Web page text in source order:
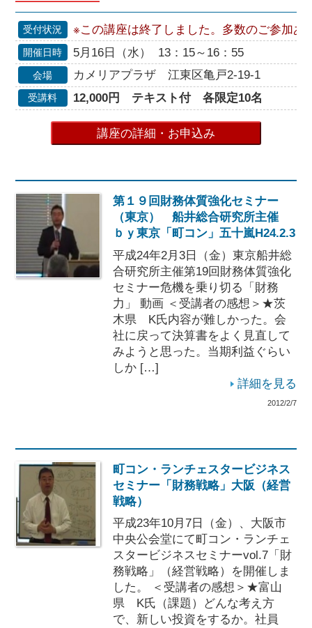
受付状況 ※この講座は終了しました。多数のご参加あ
開催日時 5月16日（水） 13：15～16：55
会場 カメリアプラザ 江東区亀戸2-19-1
受講料 12,000円 テキスト付 各限定10名
講座の詳細・お申込み
第１９回財務体質強化セミナー
（東京） 船井総合研究所主催
ｂｙ東京「町コン」五十嵐H24.2.3
平成24年2月3日（金）東京船井総
合研究所主催第19回財務体質強化
セミナー危機を乗り切る「財務
力」 動画 ＜受講者の感想＞★茨
木県 K氏内容が難しかった。会
社に戻って決算書をよく見直して
みようと思った。当期利益ぐらい
しか […]
詳細を見る
2012/2/7
町コン・ランチェスタービジネス
セミナー「財務戦略」大阪（経営
戦略）
平成23年10月7日（金）、大阪市
中央公会堂にて町コン・ランチェ
スタービジネスセミナーvol.7「財
務戦略」（経営戦略）を開催しま
した。 ＜受講者の感想＞★富山
県 K氏（課題）どんな考え方
で、新しい投資をするか。社員